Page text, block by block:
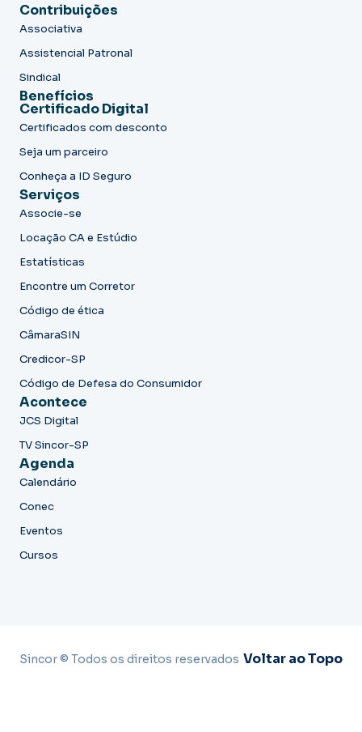
Contribuições
Associativa
Assistencial Patronal
Sindical
Benefícios
Certificado Digital
Certificados com desconto
Seja um parceiro
Conheça a ID Seguro
Serviços
Associe-se
Locação CA e Estúdio
Estatísticas
Encontre um Corretor
Código de ética
CâmaraSIN
Credicor-SP
Código de Defesa do Consumidor
Acontece
JCS Digital
TV Sincor-SP
Agenda
Calendário
Conec
Eventos
Cursos
Sincor © Todos os direitos reservados Voltar ao Topo